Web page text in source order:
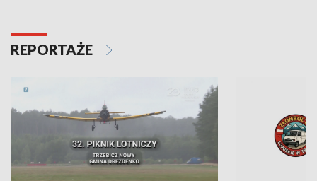
REPORTAŻE